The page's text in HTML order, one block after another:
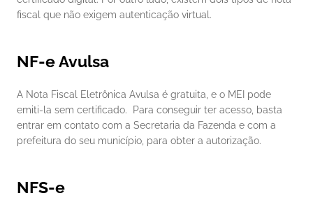
fiscal que não exigem autenticação virtual.
NF-e Avulsa
A Nota Fiscal Eletrônica Avulsa é gratuita, e o MEI pode
emiti-la sem certificado.  Para conseguir ter acesso, basta
entrar em contato com a Secretaria da Fazenda e com a
prefeitura do seu município, para obter a autorização.
NFS-e